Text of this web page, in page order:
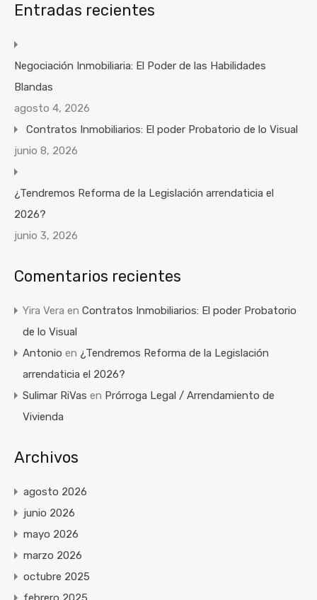
Entradas recientes
Negociación Inmobiliaria: El Poder de las Habilidades
Blandas
agosto 4, 2026
Contratos Inmobiliarios: El poder Probatorio de lo Visual
junio 8, 2026
¿Tendremos Reforma de la Legislación arrendaticia el
2026?
junio 3, 2026
Comentarios recientes
Yira Vera en Contratos Inmobiliarios: El poder Probatorio
de lo Visual
Antonio en ¿Tendremos Reforma de la Legislación
arrendaticia el 2026?
Sulimar RiVas en Prórroga Legal / Arrendamiento de
Vivienda
Archivos
agosto 2026
junio 2026
mayo 2026
marzo 2026
octubre 2025